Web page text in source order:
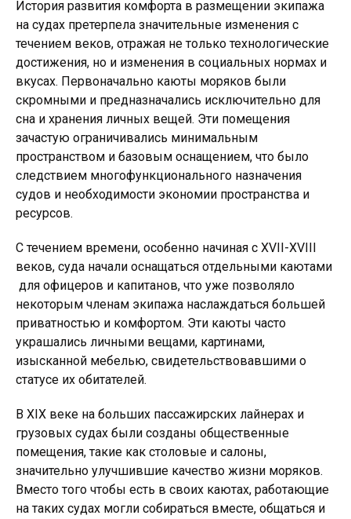
История развития комфорта в размещении экипажа
на судах претерпела значительные изменения с
течением веков, отражая не только технологические
достижения, но и изменения в социальных нормах и
вкусах. Первоначально каюты моряков были
скромными и предназначались исключительно для
сна и хранения личных вещей. Эти помещения
зачастую ограничивались минимальным
пространством и базовым оснащением, что было
следствием многофункционального назначения
судов и необходимости экономии пространства и
ресурсов.
С течением времени, особенно начиная с XVII-XVIII
веков, суда начали оснащаться отдельными каютами
для офицеров и капитанов, что уже позволяло
некоторым членам экипажа наслаждаться большей
приватностью и комфортом. Эти каюты часто
украшались личными вещами, картинами,
изысканной мебелью, свидетельствовавшими о
статусе их обитателей.
В XIX веке на больших пассажирских лайнерах и
грузовых судах были созданы общественные
помещения, такие как столовые и салоны,
значительно улучшившие качество жизни моряков.
Вместо того чтобы есть в своих каютах, работающие
на таких судах могли собираться вместе, общаться и